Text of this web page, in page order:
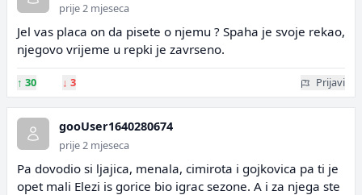
prije 2 mjeseca
Jel vas placa on da pisete o njemu ? Spaha je svoje rekao,
njegovo vrijeme u repki je zavrseno.
↑ 30 ↓ 3 Prijavi
gooUser1640280674
prije 2 mjeseca
Pa dovodio si ljajica, menala, cimirota i gojkovica pa ti je
opet mali Elezi is gorice bio igrac sezone. A i za njega ste